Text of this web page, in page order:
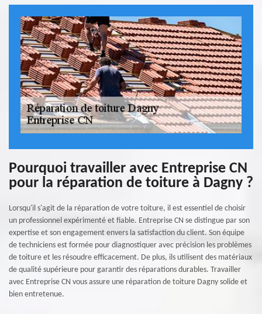
Pourquoi travailler avec Entreprise CN
pour la réparation de toiture à Dagny ?
Lorsqu'il s'agit de la réparation de votre toiture, il est essentiel de choisir
un professionnel expérimenté et fiable. Entreprise CN se distingue par son
expertise et son engagement envers la satisfaction du client. Son équipe
de techniciens est formée pour diagnostiquer avec précision les problèmes
de toiture et les résoudre efficacement. De plus, ils utilisent des matériaux
de qualité supérieure pour garantir des réparations durables. Travailler
avec Entreprise CN vous assure une réparation de toiture Dagny solide et
bien entretenue.